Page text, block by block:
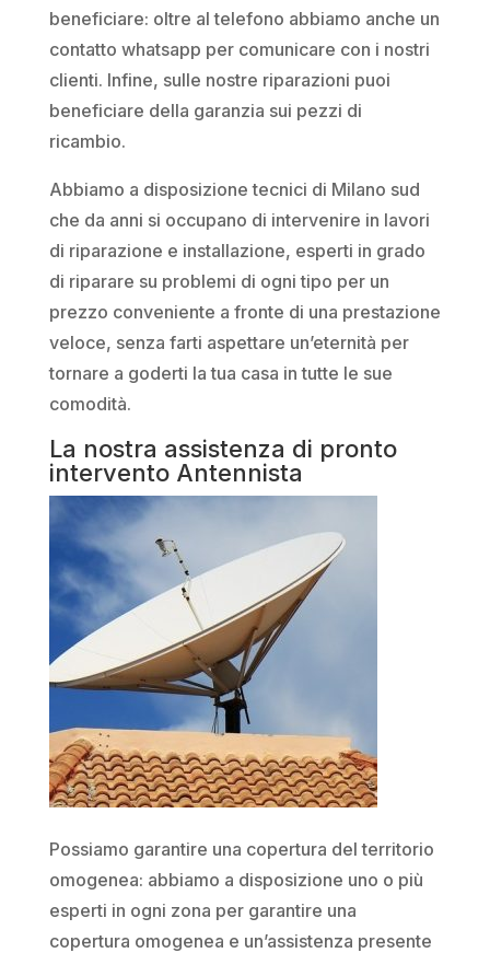
beneficiare: oltre al telefono abbiamo anche un
contatto whatsapp per comunicare con i nostri
clienti. Infine, sulle nostre riparazioni puoi
beneficiare della garanzia sui pezzi di
ricambio.
Abbiamo a disposizione tecnici di Milano sud
che da anni si occupano di intervenire in lavori
di riparazione e installazione, esperti in grado
di riparare su problemi di ogni tipo per un
prezzo conveniente a fronte di una prestazione
veloce, senza farti aspettare un’eternità per
tornare a goderti la tua casa in tutte le sue
comodità.
La nostra assistenza di pronto
intervento Antennista
Possiamo garantire una copertura del territorio
omogenea: abbiamo a disposizione uno o più
esperti in ogni zona per garantire una
copertura omogenea e un’assistenza presente